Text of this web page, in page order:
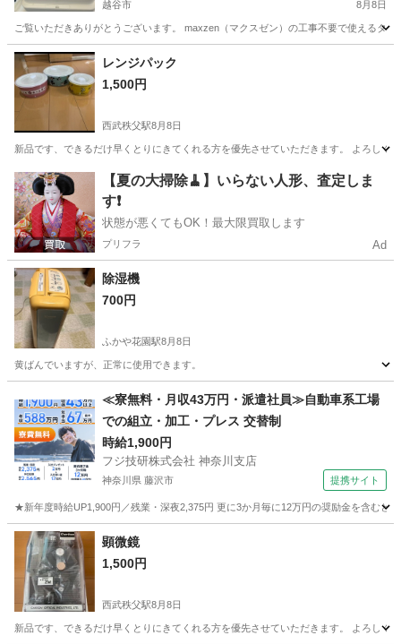
越谷市 8月8日
ご覧いただきありがとうございます。 maxzen（マクスゼン）の工事不要で使えるタ
埼玉 越谷市 キッチン家電
レンジパック
1,500円
西武秩父駅8月8日
新品です、できるだけ早くとりにきてくれる方を優先させていただきます。 よろし
埼玉 秩父市 西武秩父駅 キッチン家電 レンジ
【夏の大掃除🧹】いらない人形、査定しま
す❗️
状態が悪くてもOK！最大限買取します
プリフラ Ad
除湿機
700円
ふかや花園駅8月8日
黄ばんでいますが、正常に使用できます。
ふかや花園駅 季節、空調家電
≪寮無料・月収43万円・派遣社員≫自動車系工場
での組立・加工・プレス 交替制
時給1,900円
フジ技研株式会社 神奈川支店
神奈川県 藤沢市 提携サイト
★新年度時給UP1,900円／残業・深夜2,375円 更に3か月毎に12万円の奨励金を含む
神奈川 藤沢市 その他
顕微鏡
1,500円
西武秩父駅8月8日
新品です、できるだけ早くとりにきてくれる方を優先させていただきます。 よろし